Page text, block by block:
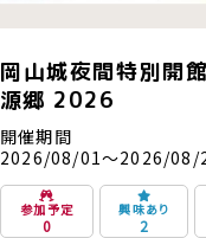
岡山城夜間特別開
源郷 2026
開催期間
2026/08/01～2026/08/
参加予定
0
興味あり
2